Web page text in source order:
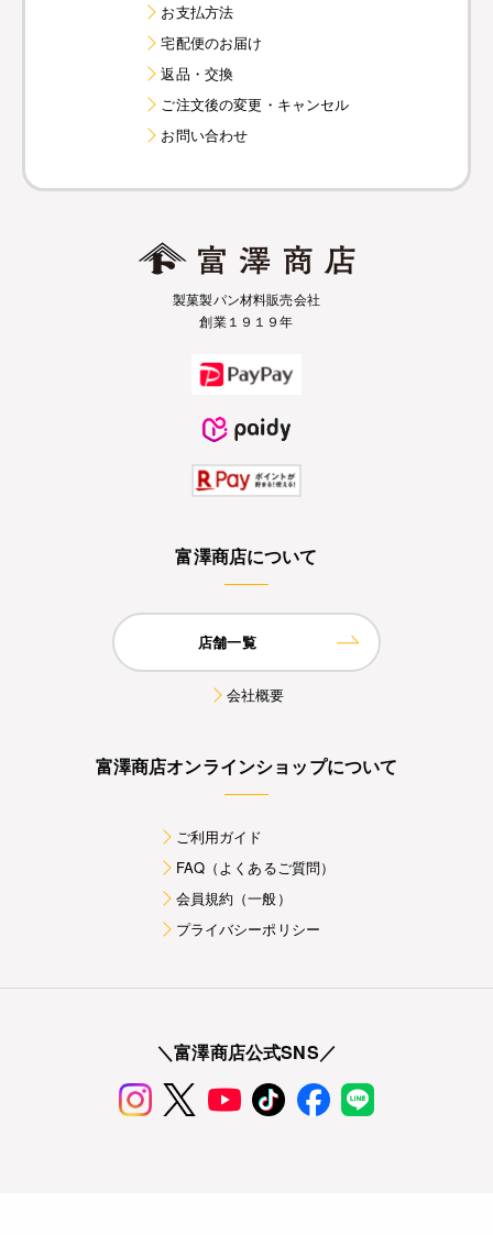
お支払方法
宅配便のお届け
返品・交換
ご注文後の変更・キャンセル
お問い合わせ
製菓製パン材料販売会社
創業１９１９年
富澤商店について
店舗一覧
会社概要
富澤商店オンラインショップについて
ご利用ガイド
FAQ（よくあるご質問）
会員規約（一般）
プライバシーポリシー
＼富澤商店公式SNS／